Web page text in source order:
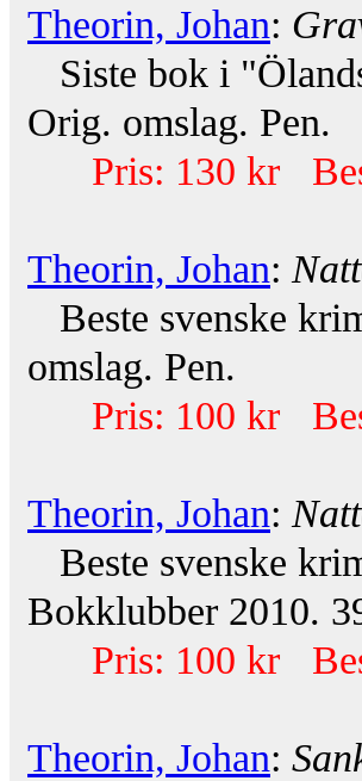
Theorin, Johan:
Siste bok i
Orig. omslag. Pen.
Pris: 130 kr
Theorin, Johan:
Beste svenske
omslag. Pen.
Pris: 100 kr
Theorin, Johan:
Beste svenske
Bokklubber 2010.
Pris: 100 kr
Theorin, Johan: